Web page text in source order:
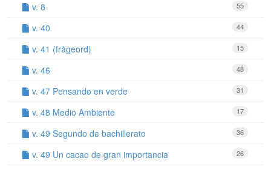
55
v. 8
44
v. 40
15
v. 41 (frågeord)
48
v. 46
31
v. 47 Pensando en verde
17
v. 48 Medio Ambiente
36
v. 49 Segundo de bachillerato
26
v. 49 Un cacao de gran importancia